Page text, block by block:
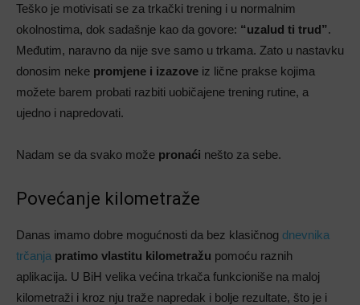
Teško je motivisati se za trkački trening i u normalnim
okolnostima, dok sadašnje kao da govore: “uzalud ti trud”.
Međutim, naravno da nije sve samo u trkama. Zato u nastavku
donosim neke promjene i izazove iz lične prakse kojima
možete barem probati razbiti uobičajene trening rutine, a
ujedno i napredovati.
Nadam se da svako može pronaći nešto za sebe.
Povećanje kilometraže
Danas imamo dobre mogućnosti da bez klasičnog dnevnika
trčanja pratimo vlastitu kilometražu pomoću raznih
aplikacija. U BiH velika većina trkača funkcioniše na maloj
kilometraži i kroz nju traže napredak i bolje rezultate, što je i